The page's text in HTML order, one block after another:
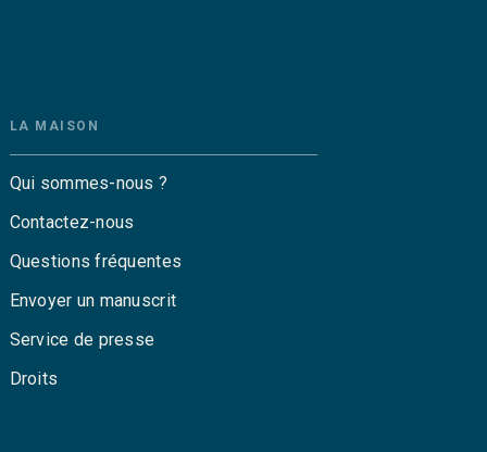
LA MAISON
Qui sommes-nous ?
Contactez-nous
Questions fréquentes
Envoyer un manuscrit
Service de presse
Droits